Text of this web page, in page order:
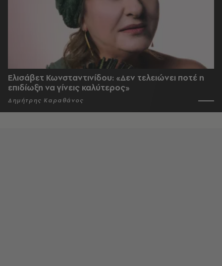
Ελισάβετ Κωνσταντινίδου: «Δεν τελειώνει ποτέ η
επιδίωξη να γίνεις καλύτερος»
Δημήτρης Καραθάνος